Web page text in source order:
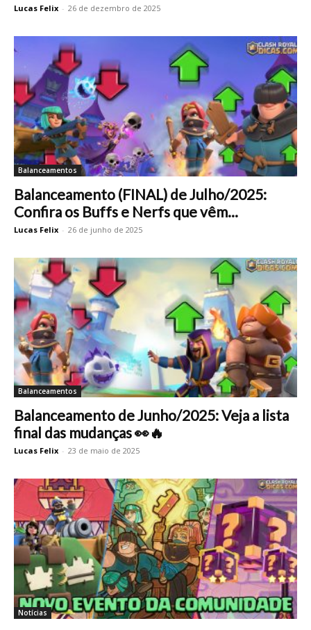
Lucas Felix - 26 de dezembro de 2025
Balanceamentos
Balanceamento (FINAL) de Julho/2025:
Confira os Buffs e Nerfs que vêm...
Lucas Felix - 26 de junho de 2025
Balanceamentos
Balanceamento de Junho/2025: Veja a lista
final das mudanças 👀🔥
Lucas Felix - 23 de maio de 2025
Notícias